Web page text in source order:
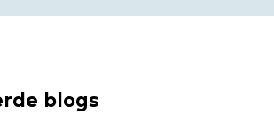
kunnen we een heldere
blogs